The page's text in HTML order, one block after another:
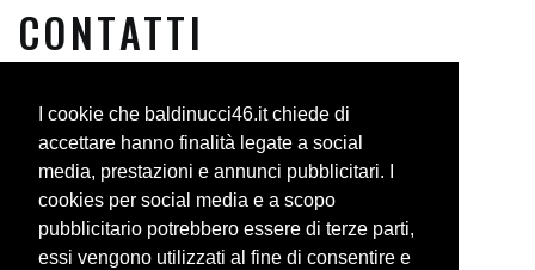
I cookie che baldinucci46.it chiede di
accettare hanno finalità legate a social
media, prestazioni e annunci pubblicitari. I
cookies per social media e a scopo
pubblicitario potrebbero essere di terze parti,
essi vengono utilizzati al fine di consentire e
CONTATTI
AMALTEA S.R.L.
Via Gaetano de Castillia, 8
20124 MILANO
Email:
P.IVA 11889520968